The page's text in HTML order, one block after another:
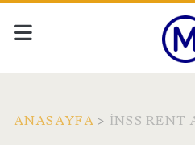
ANASAYFA > İNSS RENT